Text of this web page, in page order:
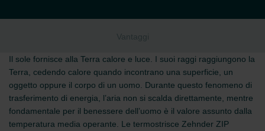
Vantaggi
Il sole fornisce alla Terra calore e luce. I suoi raggi raggiungono la
Terra, cedendo calore quando incontrano una superficie, un
oggetto oppure il corpo di un uomo. Durante questo fenomeno di
trasferimento di energia, l’aria non si scalda direttamente, mentre
fondamentale per il benessere dell’uomo è il valore assunto dalla
temperatura media operante. Le termostrisce Zehnder ZIP